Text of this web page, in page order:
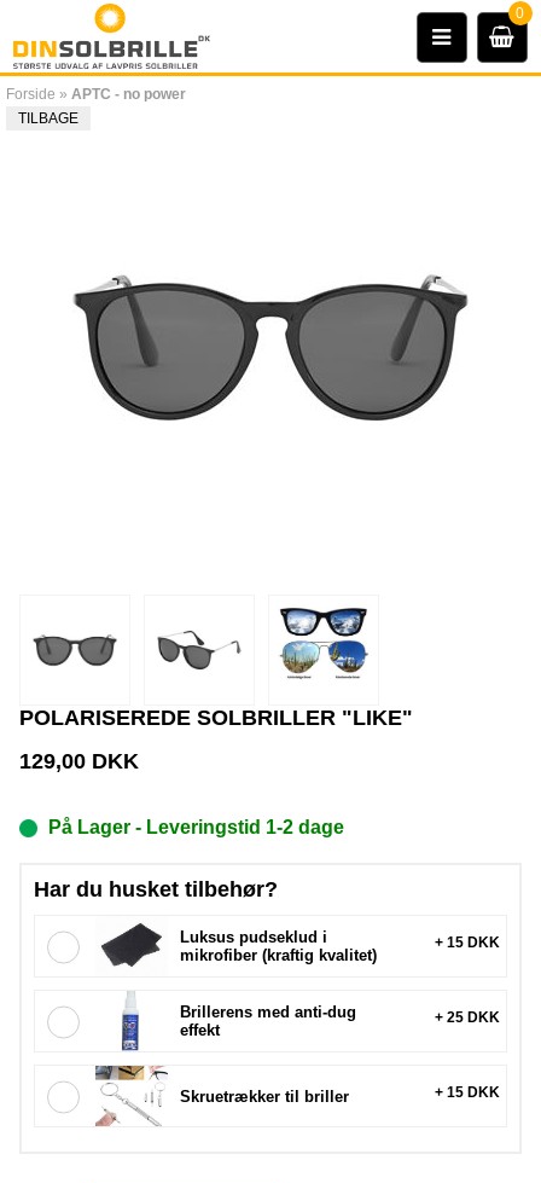
0
Forside » APTC - no power
TILBAGE
POLARISEREDE SOLBRILLER "LIKE"
129,00DKK
På Lager - Leveringstid 1-2 dage
Har du husket tilbehør?
Luksus pudseklud i
mikrofiber (kraftig kvalitet)
+ 15 DKK
Brillerens med anti-dug
effekt
+ 25 DKK
Skruetrækker til briller + 15 DKK